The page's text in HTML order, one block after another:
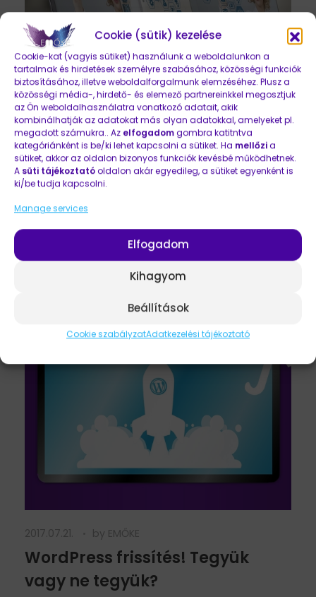
Cookie (sütik) kezelése
Cookie-kat (vagyis sütiket) használunk a weboldalunkon a
tartalmak és hirdetések személyre szabásához, közösségi funkciók
biztosításához, illetve weboldalforgalmunk elemzéséhez. Plusz a
közösségi média-, hirdető- és elemező partnereinkkel megosztjuk
az Ön weboldalhasználatra vonatkozó adatait, akik
kombinálhatják az adatokat más olyan adatokkal, amelyeket pl.
megadott számukra.. Az elfogadomgombra katitntva
kategóriánként is be/ki lehet kapcsolni a sütiket. Ha mellőzia
sütiket, akkor az oldalon bizonyos funkciók kevésbé működhetnek.
A süti tájékoztató oldalon akár egyedileg, a sütiket egyenként is
ki/be tudja kapcsolni.
Manage services
Elfogadom
Kihagyom
Beállítások
Cookie szabályzatAdatkezelési tájékoztató
2017.07.28. by EMŐKE
Mik a jó webfejlesztő ismérvei?
Mindenki jó webfejlesztőnek ígéri magát.
szeretnénk bizonyosodni, mielőtt aláírjuk a
szerződést. Ehhez nyújtunk most egy kis
segítséget, összegyűjtöttük a jó webfejlesztő
ismérveit. Tételes árajánlatot a ...
2017.07.21. by EMŐKE
WordPress frissítés! Tegyük
vagy ne tegyük?